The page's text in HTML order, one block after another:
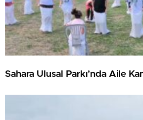
Sahara Ulusal Parkı’nda Aile